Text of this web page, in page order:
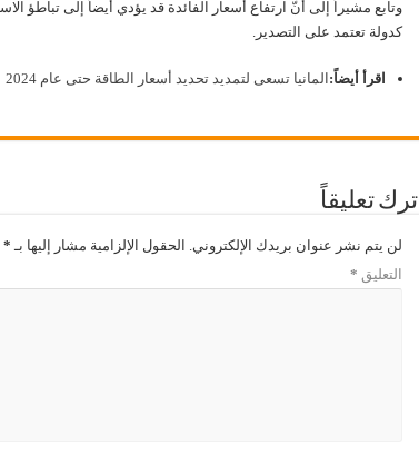
وتابع مشيراً إلى أنّ ارتفاع أسعار الفائدة قد يؤدي أيضاً إلى تباطؤ
كدولة تعتمد على التصدير.
اقرأ أيضاً:المانيا تسعى لتمديد تحديد أسعار الطاقة حتى عام 2024
اترك تعليقاً
لن يتم نشر عنوان بريدك الإلكتروني. الحقول الإلزامية مشار إليها بـ *
التعليق *